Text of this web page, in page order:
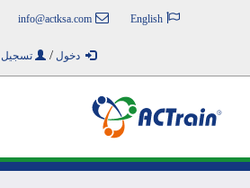
English
info@actksa.com
دخول / تسجيل